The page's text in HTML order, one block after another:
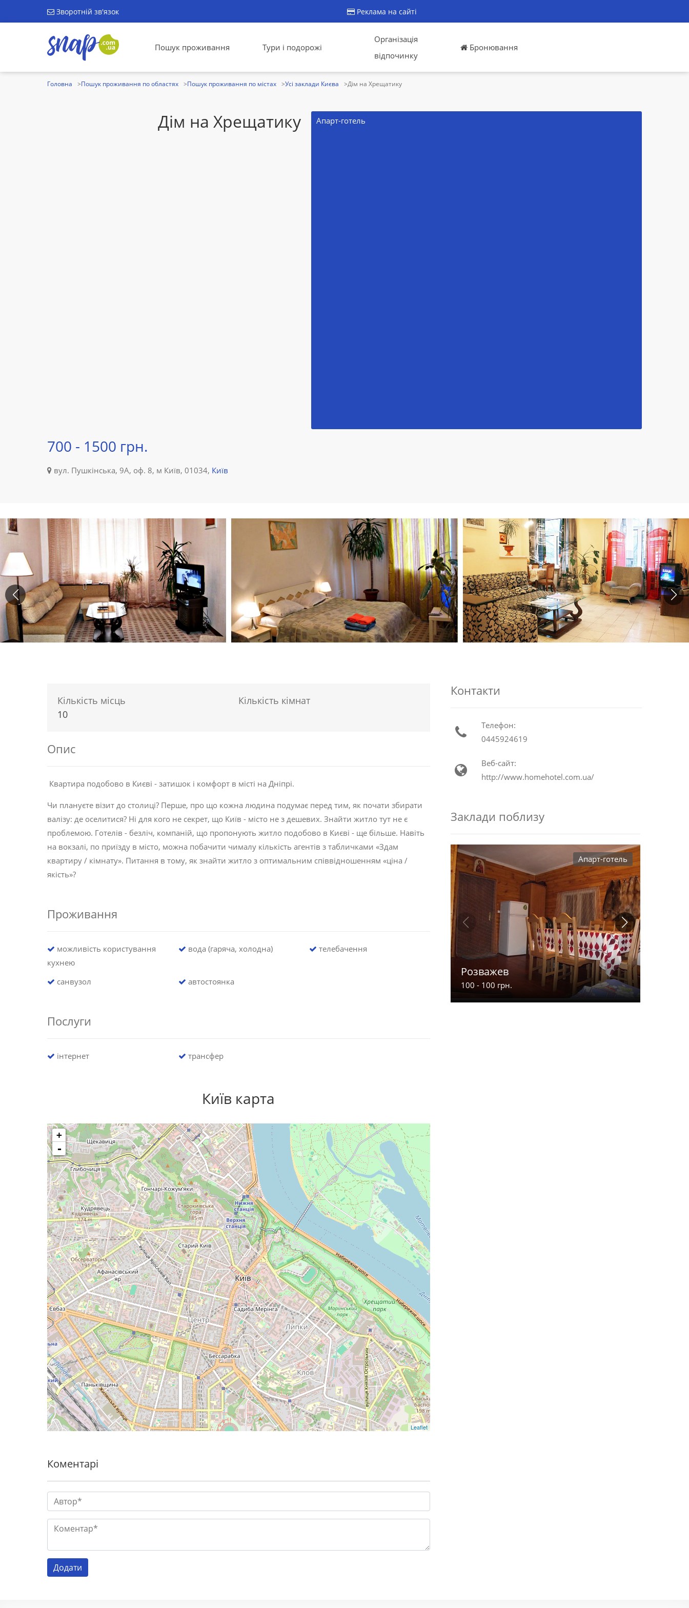
Зворотній зв'язок Реклама на сайті
Пошук проживання Тури і подорожі
Організація
відпочинку
Бронювання
Головна Пошук проживання по областях Пошук проживання по містах Усі заклади Києва Дім на Хрещатику
Дім на Хрещатику Апарт-готель
700 - 1500 грн.
вул. Пушкінська, 9А, оф. 8, м Київ, 01034, Київ
Кількість місць
10
Кількість кімнат
Опис
Квартира подобово в Києві - затишок і комфорт в місті на Дніпрі.
Чи плануєте візит до столиці? Перше, про що кожна людина подумає перед тим, як почати збирати
валізу: де оселитися? Ні для кого не секрет, що Київ - місто не з дешевих. Знайти житло тут не є
проблемою. Готелів - безліч, компаній, що пропонують житло подобово в Києві - ще більше. Навіть
на вокзалі, по приїзду в місто, можна побачити чималу кількість агентів з табличками «Здам
квартиру / кімнату». Питання в тому, як знайти житло з оптимальним співвідношенням «ціна /
якість»?
Проживання
можливість користування
кухнею
вода (гаряча, холодна) телебачення
санвузол автостоянка
Послуги
інтернет трансфер
Київ карта
+
-
Leaflet
Коментарі
Контакти
Телефон:
0445924619
Веб-сайт:
http://www.homehotel.com.ua/
Заклади поблизу
Апарт-готель
Розважев
100 - 100 грн.